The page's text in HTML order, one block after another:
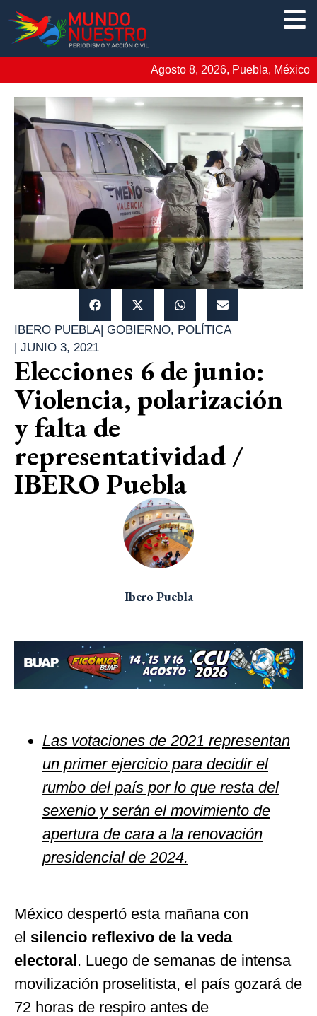
Agosto 8, 2026, Puebla, México
IBERO PUEBLA| GOBIERNO, POLÍTICA
| JUNIO 3, 2021
Elecciones 6 de junio:
Violencia, polarización
y falta de
representatividad /
IBERO Puebla
Ibero Puebla
Las votaciones de 2021 representan
un primer ejercicio para decidir el
rumbo del país por lo que resta del
sexenio y serán el movimiento de
apertura de cara a la renovación
presidencial de 2024.
México despertó esta mañana con
el silencio reflexivo de la veda
electoral. Luego de semanas de intensa
movilización proselitista, el país gozará de
72 horas de respiro antes de